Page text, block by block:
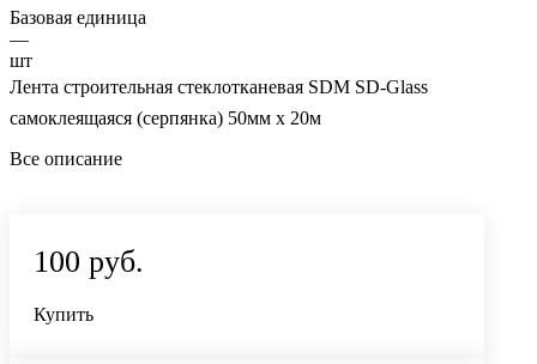
Базовая единица
—
шт
Лента строительная стеклотканевая SDM SD-Glass
самоклеящаяся (серпянка) 50мм х 20м
Все описание
100 руб.
Купить